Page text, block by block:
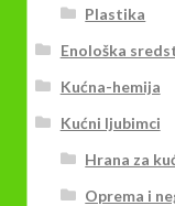
Plastika
Enološka
Kućna-hemija
Kućni ljubimci
Hrana za
Oprema i